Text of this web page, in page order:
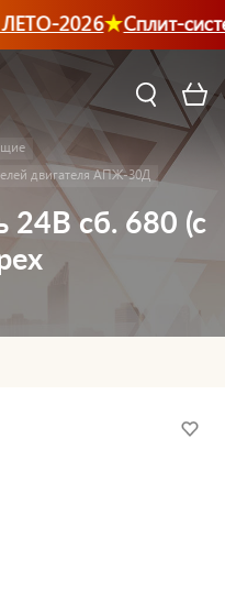
2026 Сплит-
двигателя АПЖ-30Д
24В сб. 680 (с